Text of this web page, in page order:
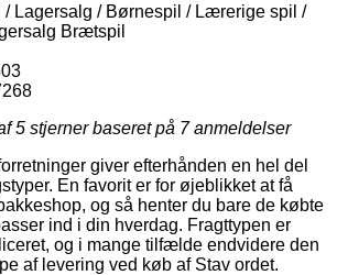
Lagersalg / Børnespil / Lærerige spil /
Brætspil
5 stjerner baseret på 7anmeldelser
giver efterhånden en hel del
En favorit er for øjeblikket at få
og så henter du bare de købte
ind i din hverdag. Fragttypen er
og i mange tilfælde endvidere den
af levering ved køb af Stav ordet.